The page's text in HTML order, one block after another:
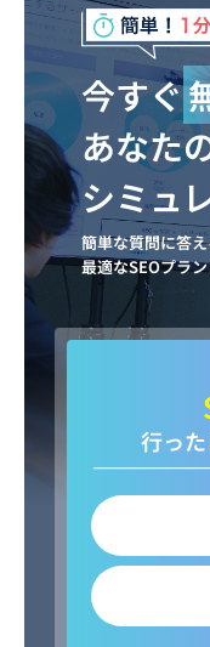
今すぐ
あなた
シミュ
簡単な質問に答
最適なSEOプラ
行っ